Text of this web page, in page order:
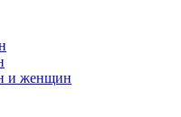
и женщин